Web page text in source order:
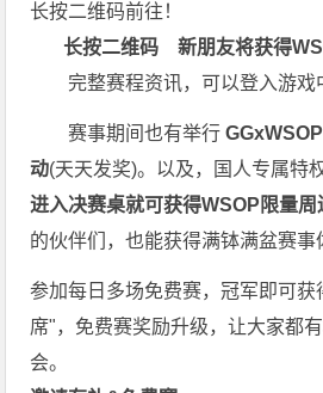
长按二维码前往！
长按二维码新朋友将获得
完整赛程资讯，可以登入游戏
赛事期间也有举行
动(天天发奖)。以及，国人专属特
进入决赛桌就可获得WSOP限量周
的伙伴们，也能获得满钵满盆赛事
参加每日多场免费赛，冠军即可获
席"，免费赛奖励升级，让大家都
会。